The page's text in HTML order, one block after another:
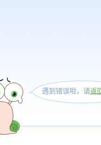
遇到错误啦，请返